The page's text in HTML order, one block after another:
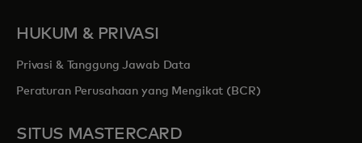
HUKUM & PRIVASI
Privasi & Tanggung Jawab Data
Peraturan Perusahaan yang Mengikat (BCR)
SITUS MASTERCARD